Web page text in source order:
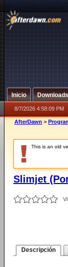
Inicio Downloads
8/7/2026 4:58:09 PM
AfterDawn >
This is an old
Slimjet
Descripción